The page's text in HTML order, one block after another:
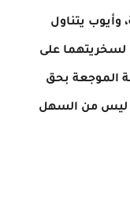
يتناول
لسخريتهما على
الموجعة بحق
ليس من السهل